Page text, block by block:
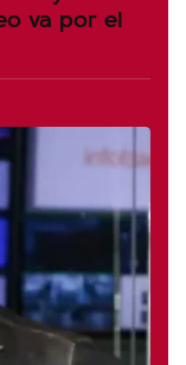
va por el